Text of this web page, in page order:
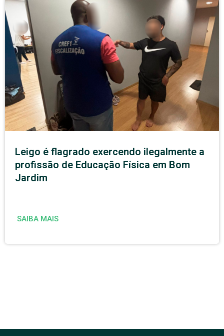
Leigo é flagrado exercendo ilegalmente a
profissão de Educação Física em Bom
Jardim
SAIBA MAIS